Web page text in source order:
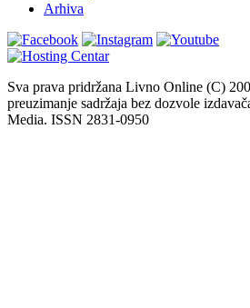
Arhiva
Sva prava pridržana Livno Online (C)
preuzimanje sadržaja bez dozvole
Media. ISSN 2831-0950